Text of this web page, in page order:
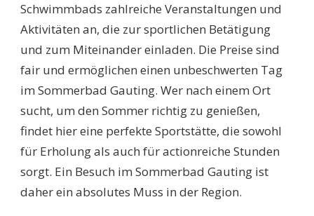
Schwimmbads zahlreiche Veranstaltungen und
Aktivitäten an, die zur sportlichen Betätigung
und zum Miteinander einladen. Die Preise sind
fair und ermöglichen einen unbeschwerten Tag
im Sommerbad Gauting. Wer nach einem Ort
sucht, um den Sommer richtig zu genießen,
findet hier eine perfekte Sportstätte, die sowohl
für Erholung als auch für actionreiche Stunden
sorgt. Ein Besuch im Sommerbad Gauting ist
daher ein absolutes Muss in der Region.